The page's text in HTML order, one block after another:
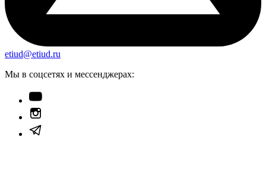
etiud@etiud.ru
Мы в соцсетях и мессенджерах: